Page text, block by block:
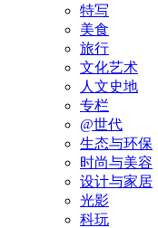
特写
美食
旅行
文化艺术
人文史地
专栏
@世代
生态与环保
时尚与美容
设计与家居
光影
科玩